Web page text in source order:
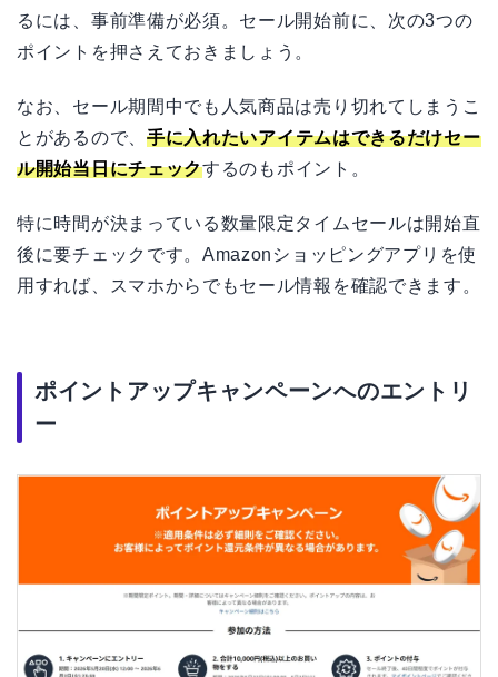
るには、事前準備が必須。セール開始前に、次の3つの
ポイントを押さえておきましょう。
なお、セール期間中でも人気商品は売り切れてしまうこ
とがあるので、 手に入れたいアイテムはできるだけセー
ル開始当日にチェックするのもポイント。
特に時間が決まっている数量限定タイムセールは開始直
後に要チェックです。Amazonショッピングアプリを使
用すれば、スマホからでもセール情報を確認できます。
ポイントアップキャンペーンへのエントリ
ー